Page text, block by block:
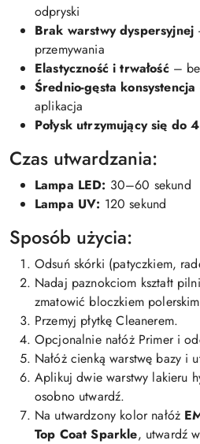
odpryski
Brak warstwy dyspersyjnej
przemywania
Elastyczność i trwałość–
Średnio-gęsta konsystencja
aplikacja
Połysk utrzymujący się do
Czas utwardzania:
Lampa LED: 30–60 sekund
Lampa UV: 120 sekund
Sposób użycia:
Odsuń skórki (patyczkiem,
Nadaj paznokciom kształt
zmatowić bloczkiem
Przemyj płytkę Cleanerem.
Opcjonalnie nałóż Primer i
Nałóż cienką warstwę bazy i
Aplikuj dwie warstwy lakieru
osobno utwardź.
Na utwardzony kolor nałóż
Top Coat Sparkle, utwardź